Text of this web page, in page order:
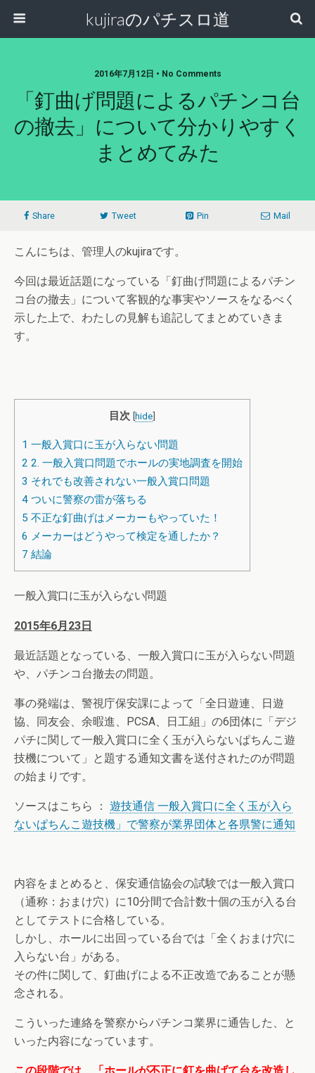
kujiraのパチスロ道
2016年7月12日 • No Comments
「釘曲げ問題によるパチンコ台
の撤去」について分かりやすく
まとめてみた
Share Tweet Pin Mail
こんにちは、管理人のkujiraです。
今回は最近話題になっている「釘曲げ問題によるパチン
コ台の撤去」について客観的な事実やソースをなるべく
示した上で、わたしの見解も追記してまとめていきま
す。
目次 [hide]
1 一般入賞口に玉が入らない問題
2 2. 一般入賞口問題でホールの実地調査を開始
3 それでも改善されない一般入賞口問題
4 ついに警察の雷が落ちる
5 不正な釘曲げはメーカーもやっていた！
6 メーカーはどうやって検定を通したか？
7 結論
一般入賞口に玉が入らない問題
2015年6月23日
最近話題となっている、一般入賞口に玉が入らない問題
や、パチンコ台撤去の問題。
事の発端は、警視庁保安課によって「全日遊連、日遊
協、同友会、余暇進、PCSA、日工組」の6団体に「デジ
パチに関して一般入賞口に全く玉が入らないぱちんこ遊
技機について」と題する通知文書を送付されたのが問題
の始まりです。
ソースはこちら ： 遊技通信 一般入賞口に全く玉が入ら
ないぱちんこ遊技機」で警察が業界団体と各県警に通知
内容をまとめると、保安通信協会の試験では一般入賞口
（通称：おまけ穴）に10分間で合計数十個の玉が入る台
としてテストに合格している。
しかし、ホールに出回っている台では「全くおまけ穴に
入らない台」がある。
その件に関して、釘曲げによる不正改造であることが懸
念される。
こういった連絡を警察からパチンコ業界に通告した、と
いった内容になっています。